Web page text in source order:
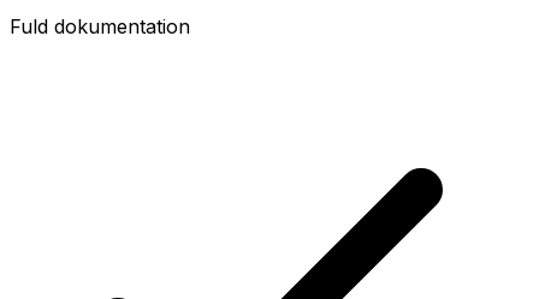
Fuld dokumentation